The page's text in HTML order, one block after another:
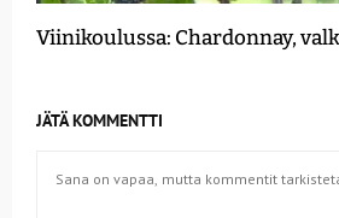
Viinikoulussa: Chardonnay,
JÄTÄ KOMMENTTI